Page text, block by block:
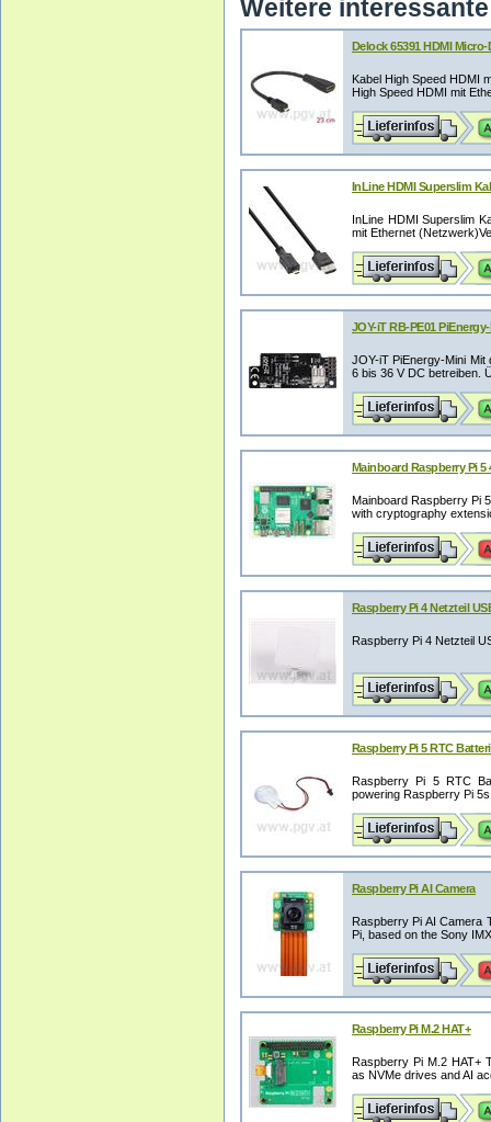
Weitere
Delock 65391 HDMI
Kabel High Speed HDMI
High Speed HDMI mit
InLine HDMI Superslim
InLine HDMI Superslim
mit Ethernet
JOY-iT RB-PE01
JOY-iT PiEnergy-Mini
6 bis 36 V DC betreiben.
Mainboard Raspberry Pi 5
Mainboard Raspberry Pi
with cryptography
Raspberry Pi 4 Netzteil
Raspberry Pi 4 Netzteil
Raspberry Pi 5 RTC
Raspberry Pi 5 RTC
powering Raspberry Pi
Raspberry Pi AI Camera
Raspberry Pi AI Camera
Pi, based on the Sony
Raspberry Pi M.2 HAT+
Raspberry Pi M.2 HAT+
as NVMe drives and AI